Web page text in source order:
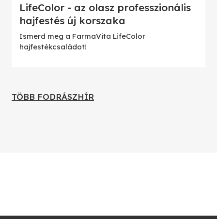
LifeColor - az olasz professzionális
hajfestés új korszaka
Ismerd meg a FarmaVita LifeColor
hajfestékcsaládot!
TÖBB FODRÁSZHÍR